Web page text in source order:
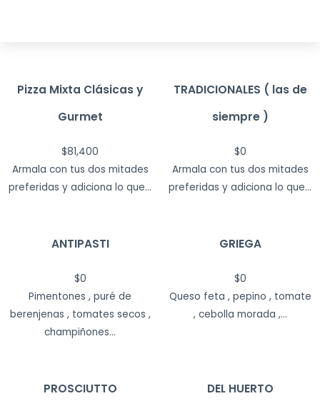
Pizza Mixta Clásicas y
Gurmet
$81,400
Armala con tus dos mitades
preferidas y adiciona lo que...
TRADICIONALES ( las de
siempre )
$0
Armala con tus dos mitades
preferidas y adiciona lo que...
ANTIPASTI
$0
Pimentones , puré de
berenjenas , tomates secos ,
champiñones...
GRIEGA
$0
Queso feta , pepino , tomate
, cebolla morada ,...
PROSCIUTTO DEL HUERTO